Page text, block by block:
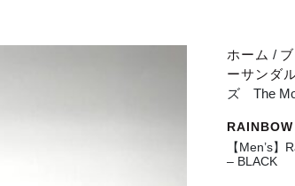
ホーム /
ーサンダ
ズ The
【Men’s
– BLACK